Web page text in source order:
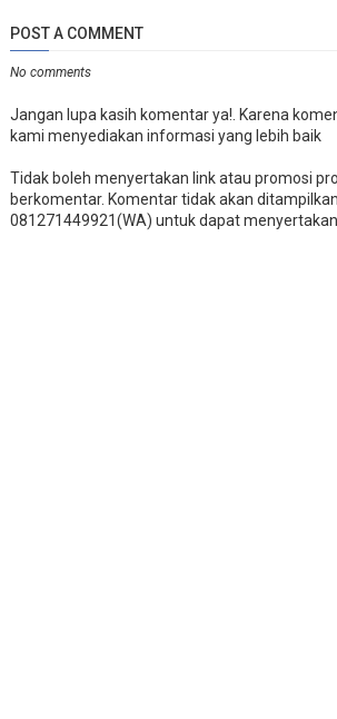
POST A COMMENT
No comments
Jangan lupa kasih komentar ya!. Karena
kami menyediakan informasi yang lebih baik
Tidak boleh menyertakan link atau promosi
berkomentar. Komentar tidak akan
081271449921(WA) untuk dapat